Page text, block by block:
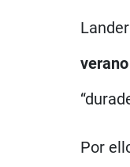
verano
Por